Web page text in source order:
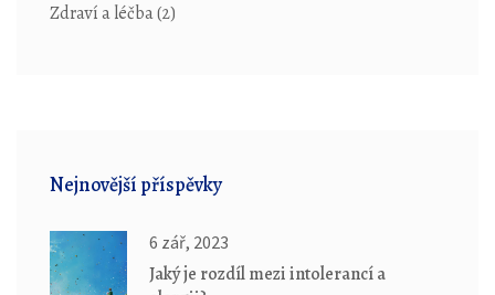
Zdraví a léčba(2)
Nejnovější příspěvky
6 zář, 2023
Jaký je rozdíl mezi intolerancí a